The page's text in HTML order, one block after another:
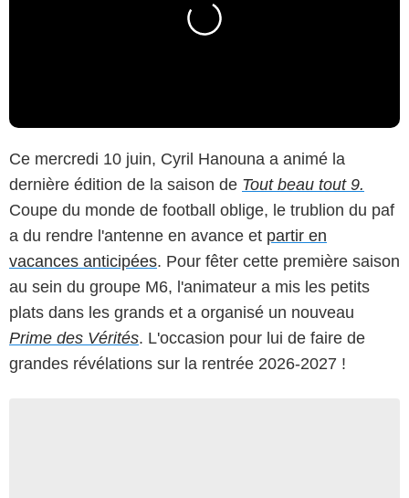
Ce mercredi 10 juin, Cyril Hanouna a animé la
dernière édition de la saison de Tout beau tout 9.
Coupe du monde de football oblige, le trublion du paf
a du rendre l'antenne en avance et partir en
vacances anticipées. Pour fêter cette première saison
au sein du groupe M6, l'animateur a mis les petits
plats dans les grands et a organisé un nouveau
Prime des Vérités. L'occasion pour lui de faire de
grandes révélations sur la rentrée 2026-2027 !